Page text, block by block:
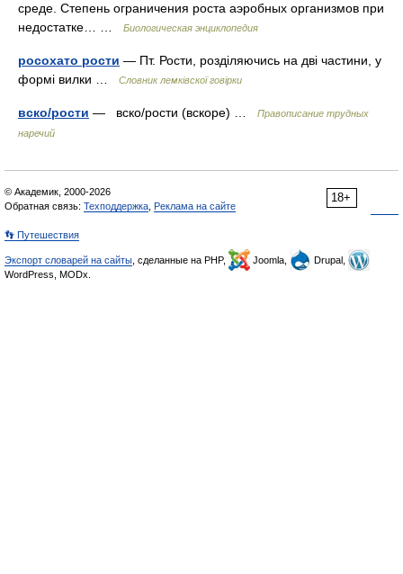
среде. Степень ограничения роста аэробных организмов при
недостатке… …
Биологическая энциклопедия
росохато рости — Пт. Рости, розділяючись на дві частини, у
формі вилки …
Словник лемківскої говірки
вско/рости — вско/рости (вскоре) …
Правописание трудных
наречий
18+
© Академик, 2000-2026
Обратная связь: Техподдержка Реклама на сайте
👣 Путешествия
Экспорт словарей на сайты , сделанные на PHP, Joomla,
Drupal,
WordPress, MODx.